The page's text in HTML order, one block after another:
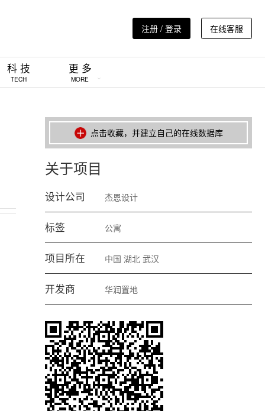
注册 / 登录 在线客服
科 技
TECH
更 多
MORE
点击收藏，并建立自己的在线数据库
关于项目
设计公司 杰恩设计
标签 公寓
项目所在 中国 湖北 武汉
开发商 华润置地